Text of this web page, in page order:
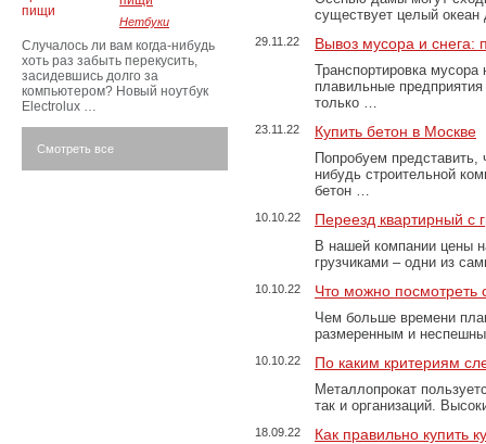
существует целый
29.11.22 Вывоз мусора и
Транспортировка
плавильные
только …
23.11.22 Купить бетон в Москве
Попробуем представить,
нибудь строительной
бетон …
10.10.22 Переезд квартирный с
В нашей компании цены
грузчиками – одни из
10.10.22 Что можно посмотреть
Чем больше времени
размеренным и
10.10.22 По каким критериям
Металлопрокат
так и организаций.
18.09.22 Как правильно купить
Нетбуки
Случалось ли вам когда-нибудь
хоть раз забыть перекусить,
засидевшись долго за
компьютером? Новый ноутбук
Electrolux …
Смотреть все